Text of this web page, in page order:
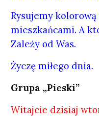
Rysujemy kolorową
mieszkańcami. A
Zależy od Was.
Życzę miłego dnia.
Grupa „Pieski”
Witajcie dzisiaj